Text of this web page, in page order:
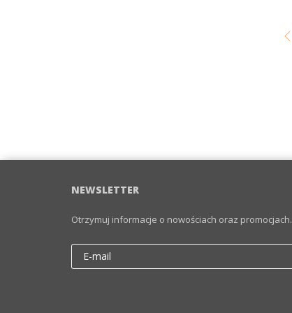
NEWSLETTER
Otrzymuj informacje o nowościach oraz promocjach.